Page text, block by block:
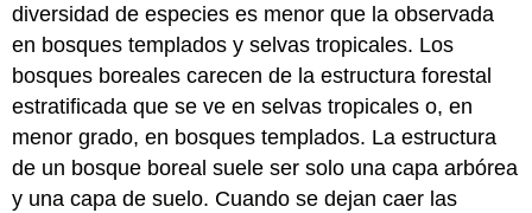
diversidad de especies es menor que la observada
en bosques templados y selvas tropicales. Los
bosques boreales carecen de la estructura forestal
estratificada que se ve en selvas tropicales o, en
menor grado, en bosques templados. La estructura
de un bosque boreal suele ser solo una capa arbórea
y una capa de suelo. Cuando se dejan caer las